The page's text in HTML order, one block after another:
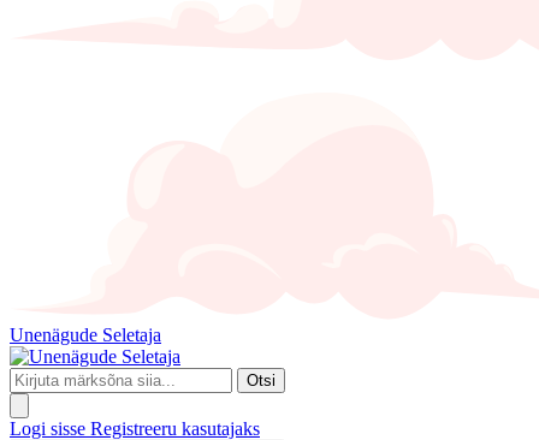
Unenägude Seletaja
Otsi
Logi sisse Registreeru kasutajaks